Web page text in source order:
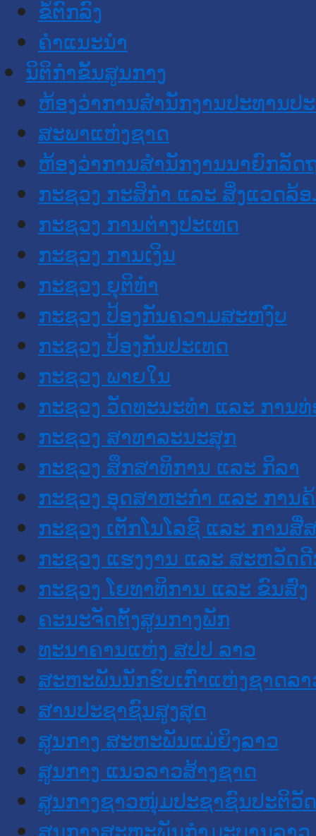
ຂໍ້ຕົກລົງ
ຄໍາແນະນໍາ
ນິຕິກໍາຂັ້ນສູນກາງ
ຫ້ອງວ່າການສໍານັກງານປະທານປ
ສະພາແຫ່ງຊາດ
ຫ້ອງວ່າການສຳນັກງານນາຍົກລັດ
ກະຊວງ ກະສິກຳ ແລະ ສິ່ງແວດລ້
ກະຊວງ ການຕ່າງປະເທດ
ກະຊວງ ການເງິນ
ກະຊວງ ຍຸຕິທໍາ
ກະຊວງ ປ້ອງກັນຄວາມສະຫງົບ
ກະຊວງ ປ້ອງກັນປະເທດ
ກະຊວງ ພາຍໃນ
ກະຊວງ ວັດທະນະທຳ ແລະ ການ
ກະຊວງ ສາທາລະນະສຸກ
ກະຊວງ ສຶກສາທິການ ແລະ ກິລາ
ກະຊວງ ອຸດສາຫະກຳ ແລະ ການ
ກະຊວງ ເຕັກໂນໂລຊີ ແລະ ການສື່
ກະຊວງ ແຮງງານ ແລະ ສະຫວັດ
ກະຊວງ ໂຍທາທິການ ແລະ ຂົນສົ່ງ
ຄະນະຈັດຕັ້ງສູນກາງພັກ
ທະນາຄານແຫ່ງ ສປປ ລາວ
ສະຫະພັນນັກຮົບເກົ່າແຫ່ງຊາດລ
ສານປະຊາຊົນສູງສຸດ
ສູນກາງ ສະຫະພັນແມ່ຍິງລາວ
ສູນກາງ ແນວລາວສ້າງຊາດ
ສູນກາງຊາວໜຸ່ມປະຊາຊົນປະຕິວັ
ສູນກາງສະຫະພັນກຳມະບານລາວ